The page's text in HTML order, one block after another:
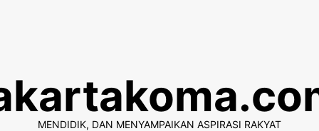
content
MENDIDIK, DAN MENYAMPAIKAN ASPIRASI RAKYAT